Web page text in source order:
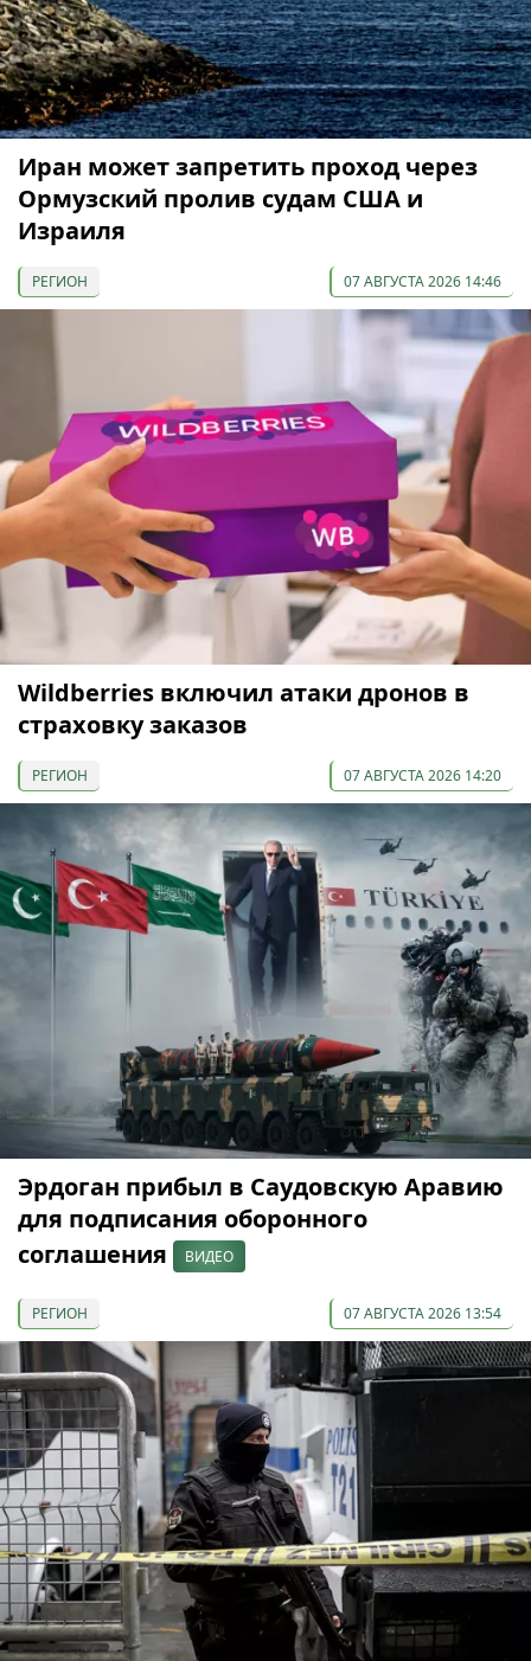
Иран может запретить проход через
Ормузский пролив судам США и
Израиля
РЕГИОН 07 АВГУСТА 2026 14:46
Wildberries включил атаки дронов в
страховку заказов
РЕГИОН 07 АВГУСТА 2026 14:20
Эрдоган прибыл в Саудовскую Аравию
для подписания оборонного
соглашения
ВИДЕО
РЕГИОН 07 АВГУСТА 2026 13:54